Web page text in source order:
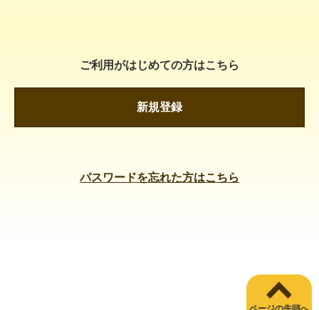
ご利用がはじめての方はこちら
新規登録
パスワードを忘れた方はこちら